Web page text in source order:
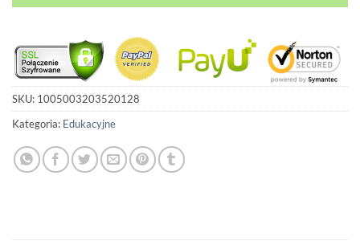
SKU: 1005003203520128
Kategoria: Edukacyjne